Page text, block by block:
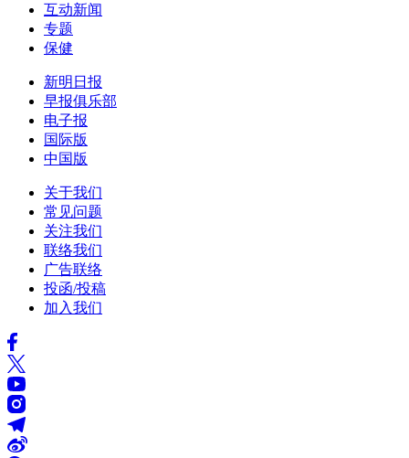
互动新闻
专题
保健
新明日报
早报俱乐部
电子报
国际版
中国版
关于我们
常见问题
关注我们
联络我们
广告联络
投函/投稿
加入我们